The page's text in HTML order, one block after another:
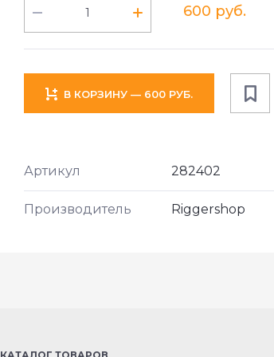
600 руб.
В КОРЗИНУ — 600 РУБ.
Артикул 282402
Производитель Riggershop